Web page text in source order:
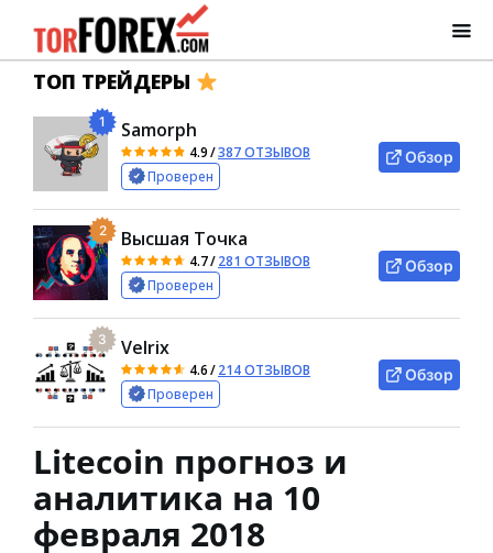
ТОП ТРЕЙДЕРЫ
1 Samorph
4.9/387 ОТЗЫВОВ
Проверен
Обзор
2 Высшая Точка
4.7/281 ОТЗЫВОВ
Проверен
Обзор
3 Velrix
4.6/214 ОТЗЫВОВ
Проверен
Обзор
Litecoin прогноз и
аналитика на 10
февраля 2018